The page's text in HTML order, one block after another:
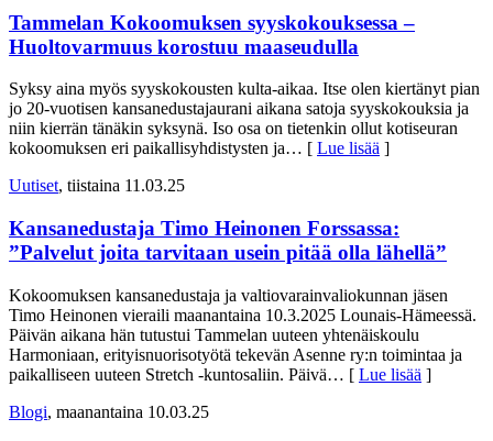
Tammelan Kokoomuksen syyskokouksessa –
Huoltovarmuus korostuu maaseudulla
Syksy aina myös syyskokousten kulta-aikaa. Itse olen kiertänyt pian
jo 20-vuotisen kansanedustajaurani aikana satoja syyskokouksia ja
niin kierrän tänäkin syksynä. Iso osa on tietenkin ollut kotiseuran
kokoomuksen eri paikallisyhdistysten ja… [ Lue lisää ]
Uutiset, tiistaina 11.03.25
Kansanedustaja Timo Heinonen Forssassa:
”Palvelut joita tarvitaan usein pitää olla lähellä”
Kokoomuksen kansanedustaja ja valtiovarainvaliokunnan jäsen
Timo Heinonen vieraili maanantaina 10.3.2025 Lounais-Hämeessä.
Päivän aikana hän tutustui Tammelan uuteen yhtenäiskoulu
Harmoniaan, erityisnuorisotyötä tekevän Asenne ry:n toimintaa ja
paikalliseen uuteen Stretch -kuntosaliin. Päivä… [ Lue lisää ]
Blogi, maanantaina 10.03.25